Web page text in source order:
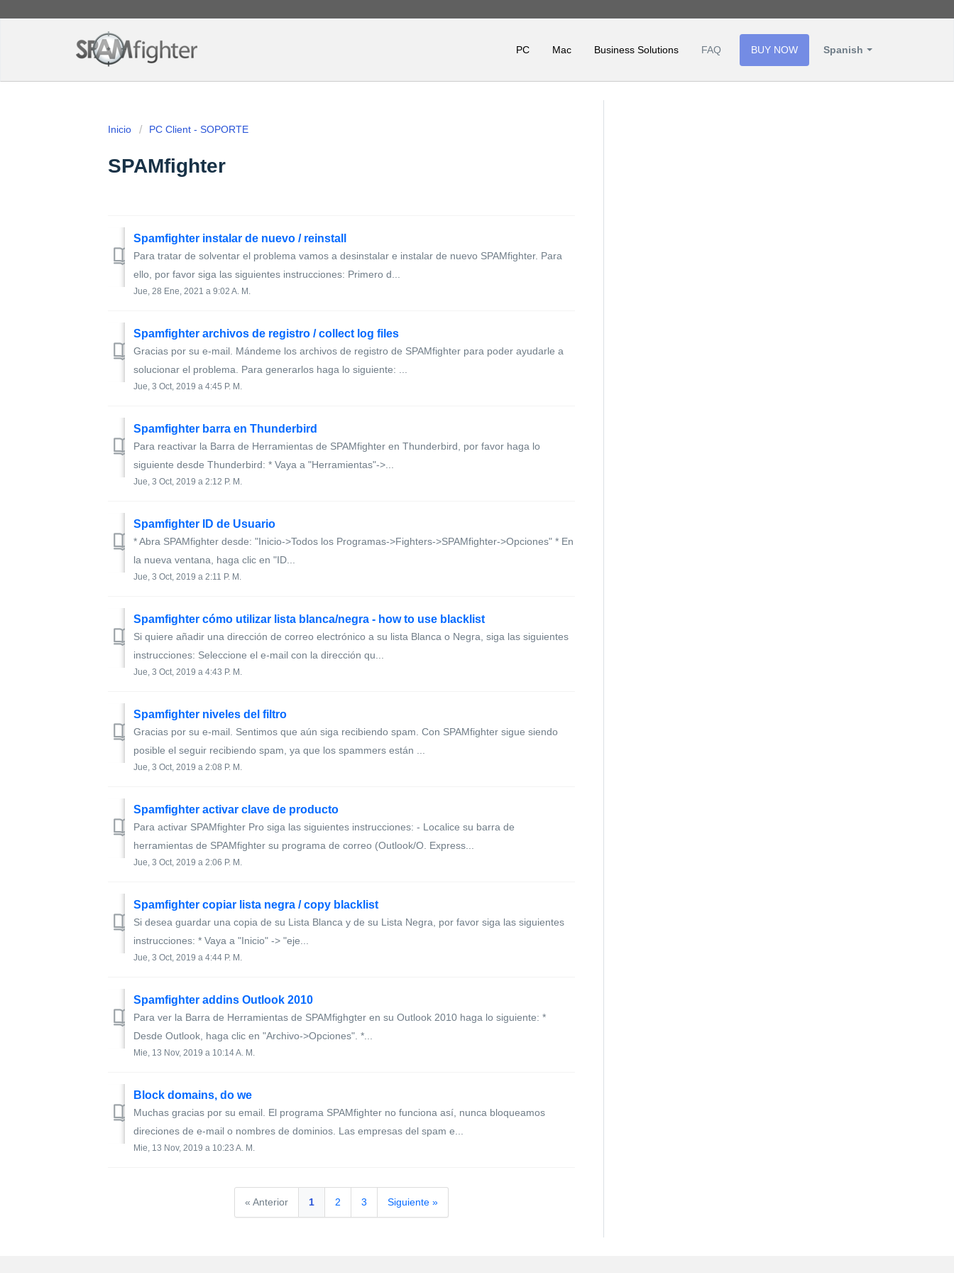
PC Mac Business Solutions FAQ BUY NOW Spanish
Inicio PC Client - SOPORTE
SPAMfighter
Spamfighter instalar de nuevo / reinstall
Para tratar de solventar el problema vamos a desinstalar e instalar de nuevo SPAMfighter. Para
ello, por favor siga las siguientes instrucciones: Primero d...
Jue, 28 Ene, 2021 a 9:02 A. M.
Spamfighter archivos de registro / collect log files
Gracias por su e-mail. Mándeme los archivos de registro de SPAMfighter para poder ayudarle a
solucionar el problema. Para generarlos haga lo siguiente: ...
Jue, 3 Oct, 2019 a 4:45 P. M.
Spamfighter barra en Thunderbird
Para reactivar la Barra de Herramientas de SPAMfighter en Thunderbird, por favor haga lo
siguiente desde Thunderbird: * Vaya a "Herramientas"->...
Jue, 3 Oct, 2019 a 2:12 P. M.
Spamfighter ID de Usuario
* Abra SPAMfighter desde: "Inicio->Todos los Programas->Fighters->SPAMfighter->Opciones" * En
la nueva ventana, haga clic en "ID...
Jue, 3 Oct, 2019 a 2:11 P. M.
Spamfighter cómo utilizar lista blanca/negra - how to use blacklist
Si quiere añadir una dirección de correo electrónico a su lista Blanca o Negra, siga las siguientes
instrucciones: Seleccione el e-mail con la dirección qu...
Jue, 3 Oct, 2019 a 4:43 P. M.
Spamfighter niveles del filtro
Gracias por su e-mail. Sentimos que aún siga recibiendo spam. Con SPAMfighter sigue siendo
posible el seguir recibiendo spam, ya que los spammers están ...
Jue, 3 Oct, 2019 a 2:08 P. M.
Spamfighter activar clave de producto
Para activar SPAMfighter Pro siga las siguientes instrucciones: - Localice su barra de
herramientas de SPAMfighter su programa de correo (Outlook/O. Express...
Jue, 3 Oct, 2019 a 2:06 P. M.
Spamfighter copiar lista negra / copy blacklist
Si desea guardar una copia de su Lista Blanca y de su Lista Negra, por favor siga las siguientes
instrucciones: * Vaya a "Inicio" -> "eje...
Jue, 3 Oct, 2019 a 4:44 P. M.
Spamfighter addins Outlook 2010
Para ver la Barra de Herramientas de SPAMfighgter en su Outlook 2010 haga lo siguiente: *
Desde Outlook, haga clic en "Archivo->Opciones". *...
Mie, 13 Nov, 2019 a 10:14 A. M.
Block domains, do we
Muchas gracias por su email. El programa SPAMfighter no funciona así, nunca bloqueamos
direciones de e-mail o nombres de dominios. Las empresas del spam e...
Mie, 13 Nov, 2019 a 10:23 A. M.
« Anterior 1 2 3 Siguiente »